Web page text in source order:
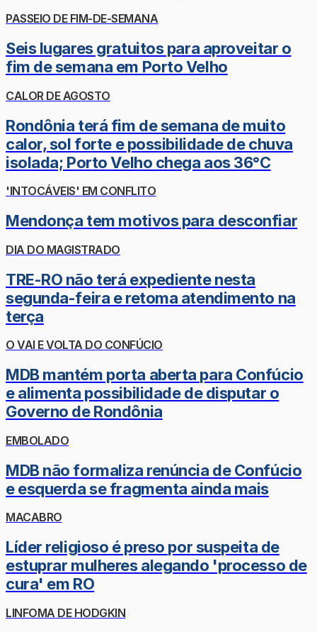
PASSEIO DE FIM-DE-SEMANA
Seis lugares gratuitos para aproveitar o
fim de semana em Porto Velho
CALOR DE AGOSTO
Rondônia terá fim de semana de muito
calor, sol forte e possibilidade de chuva
isolada; Porto Velho chega aos 36°C
'INTOCÁVEIS' EM CONFLITO
Mendonça tem motivos para desconfiar
DIA DO MAGISTRADO
TRE-RO não terá expediente nesta
segunda-feira e retoma atendimento na
terça
O VAI E VOLTA DO CONFÚCIO
MDB mantém porta aberta para Confúcio
e alimenta possibilidade de disputar o
Governo de Rondônia
EMBOLADO
MDB não formaliza renúncia de Confúcio
e esquerda se fragmenta ainda mais
MACABRO
Líder religioso é preso por suspeita de
estuprar mulheres alegando 'processo de
cura' em RO
LINFOMA DE HODGKIN